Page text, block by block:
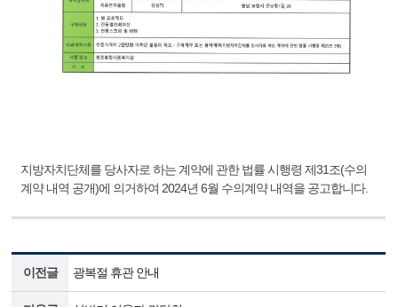
지방자치단체를 당사자로 하는 계약에 관한 법률 시행령 제31조(수의
계약 내역 공개)에 의거하여 2024년 6월 수의계약 내역을 공고합니다.
이전글 광복절 휴관 안내